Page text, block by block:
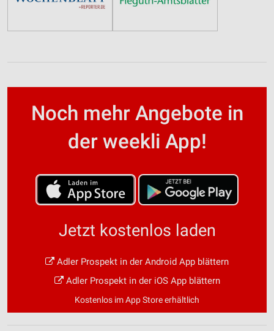
Noch mehr Angebote in
der weekli App!
Jetzt kostenlos laden
Adler Prospekt in der Android App blättern
Adler Prospekt in der iOS App blättern
Kostenlos im App Store erhältlich